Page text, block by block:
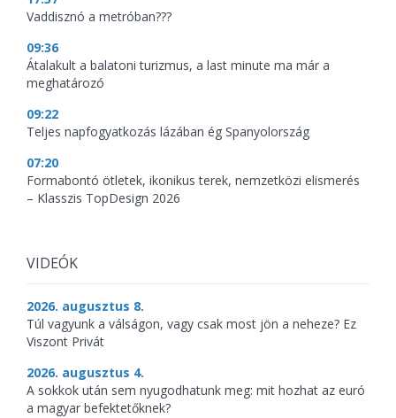
Vaddisznó a metróban???
09:36
Átalakult a balatoni turizmus, a last minute ma már a
meghatározó
09:22
Teljes napfogyatkozás lázában ég Spanyolország
07:20
Formabontó ötletek, ikonikus terek, nemzetközi elismerés
– Klasszis TopDesign 2026
VIDEÓK
2026. augusztus 8.
Túl vagyunk a válságon, vagy csak most jön a neheze? Ez
Viszont Privát
2026. augusztus 4.
A sokkok után sem nyugodhatunk meg: mit hozhat az euró
a magyar befektetőknek?